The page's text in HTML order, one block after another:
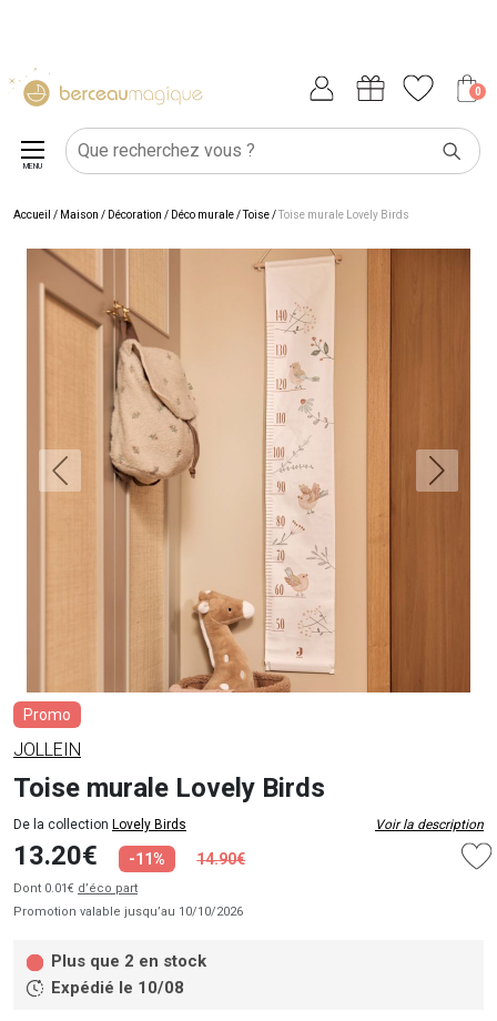
0
MENU
Accueil / Maison / Décoration / Déco murale/Toise/Toise murale Lovely Birds
Promo
JOLLEIN
Toise murale Lovely Birds
De la collection Lovely Birds Voir la description
13.20€ -11% 14.90€
Dont 0.01€ d’éco part
Promotion valable jusqu’au 10/10/2026
Plus que 2 en stock
Expédié le 10/08